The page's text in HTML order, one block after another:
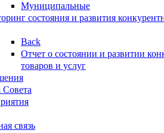
Муниципальные
состояния и развития
Back
Отчет о состоянии и развитии
товаров и услуг
Совета
связь